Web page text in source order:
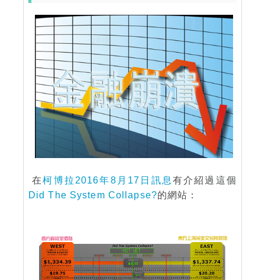
在柯博拉2016年8月17日訊息 有介紹過這個
Did The System Collapse?的網站：